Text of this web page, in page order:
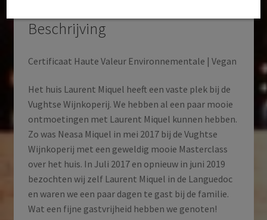
Beschrijving
Certificaat Haute Valeur Environnementale | Vegan
Het huis Laurent Miquel heeft een vaste plek bij de
Vughtse Wijnkoperij. We hebben al een paar mooie
ontmoetingen met Laurent Miquel kunnen hebben.
Zo was Neasa Miquel in mei 2017 bij de Vughtse
Wijnkoperij met een geweldig mooie Masterclass
over het huis. In Juli 2017 en opnieuw in juni 2019
bezochten wij zelf Laurent Miquel in de Languedoc
en waren we een paar dagen te gast bij de familie.
Wat een fijne gastvrijheid hebben we genoten!